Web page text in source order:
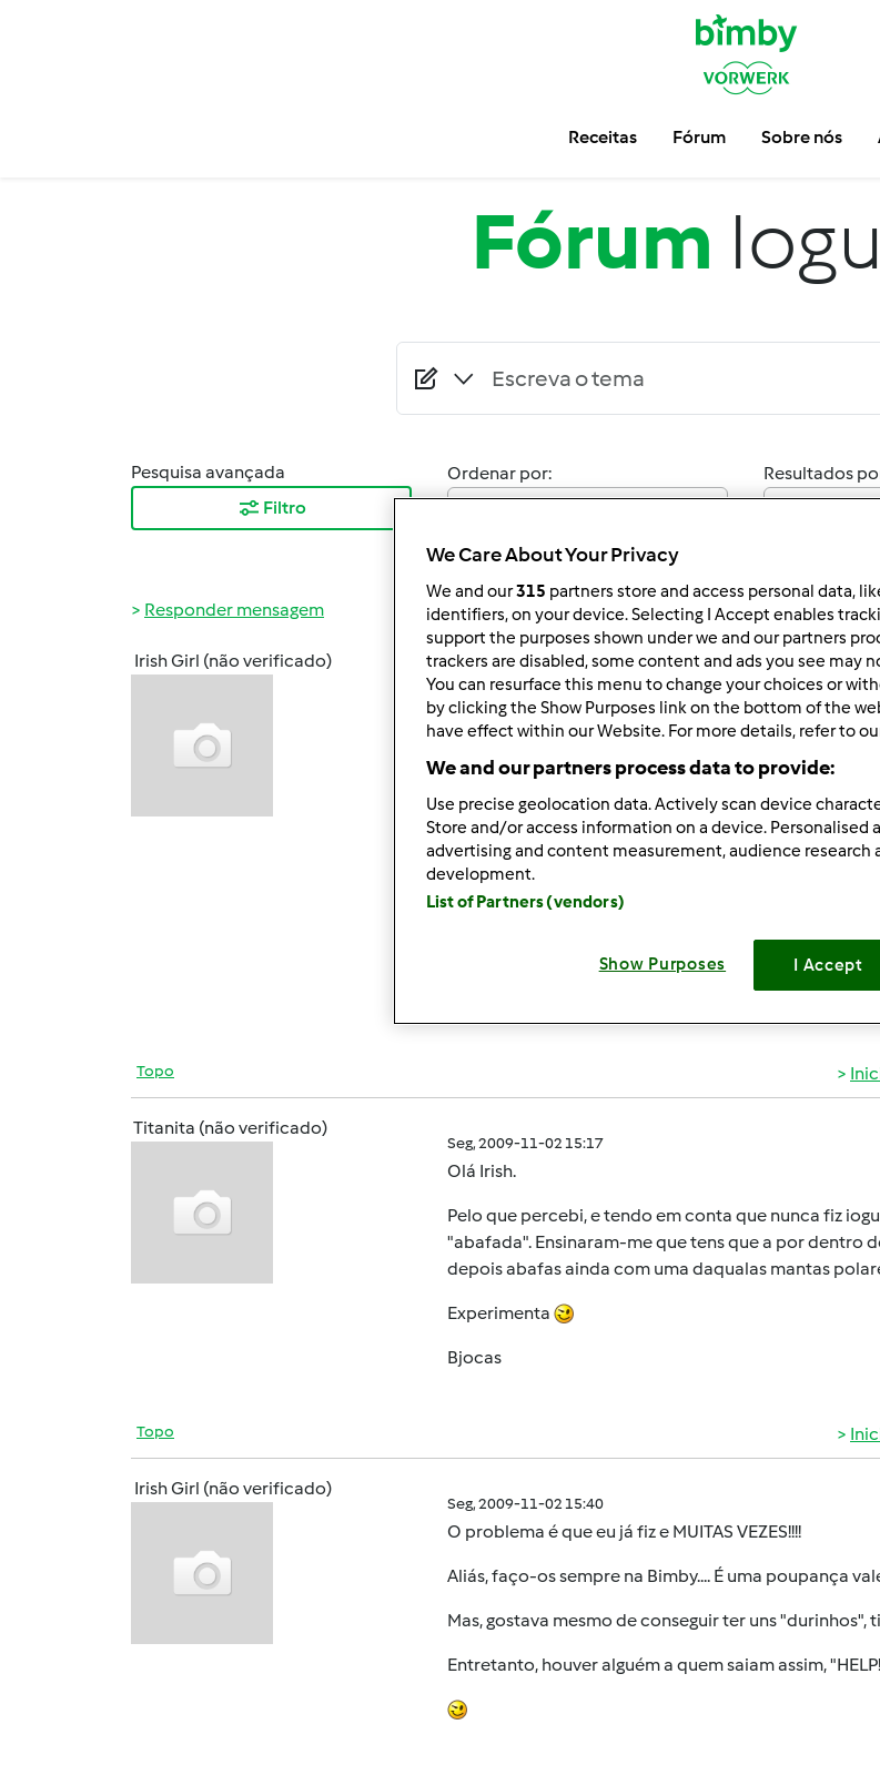
Receitas Fórum Sobre nós
Fórum
Pesquisa avançada
Filtro
Ordenar por:
Resultados
Responder mensagem
Irish Girl (não verificado)
Dom, 2009-11-01 19:37
Olá, a todos!
Quero lançar uma questão em relação aos iogurtes
Apesar das minhas inúmeras tentativas, como devem
sólidos que optei por assumir que os queria consumir
Alguém a quem realmente os iogurtes saem
Agradeço IMENSO!!!!!
Topo
Titanita (não verificado)
Seg, 2009-11-02 15:17
Olá Irish.
Pelo que percebi, e tendo em conta que nunca fiz
"abafada". Ensinaram-me que tens que a por dentro
depois abafas ainda com uma daqualas mantas
Experimenta
Bjocas
Topo
Irish Girl (não verificado)
Seg, 2009-11-02 15:40
O problema é que eu já fiz e MUITAS VEZES!!!!
Aliás, faço-os sempre na Bimby.... É uma poupança
Mas, gostava mesmo de conseguir ter uns "durinhos",
Entretanto, houver alguém a quem saiam assim,
We Care About Your Privacy
We and our315 partners store and access personal data,
identifiers, on your device. Selecting I Accept enables
support the purposes shown under we and our partners
trackers are disabled, some content and ads you see may
You can resurface this menu to change your choices or
by clicking the Show Purposes link on the bottom of the
have effect within our Website. For more details, refer to
We and our partners process data to provide:
Use precise geolocation data. Actively scan device
Store and/or access information on a device. Personalised
advertising and content measurement, audience research
development.
List of Partners (vendors)
Show Purposes I Accept